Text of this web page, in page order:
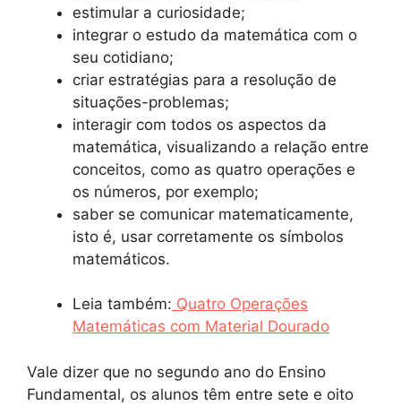
estimular a curiosidade;
integrar o estudo da matemática com o
seu cotidiano;
criar estratégias para a resolução de
situações-problemas;
interagir com todos os aspectos da
matemática, visualizando a relação entre
conceitos, como as quatro operações e
os números, por exemplo;
saber se comunicar matematicamente,
isto é, usar corretamente os símbolos
matemáticos.
Leia também: Quatro Operações
Matemáticas com Material Dourado
Vale dizer que no segundo ano do Ensino
Fundamental, os alunos têm entre sete e oito